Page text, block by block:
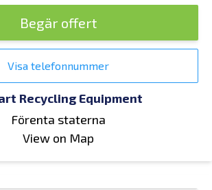
Begär offert
Visa telefonnummer
Recycling Equipment
Förenta staterna
View on Map